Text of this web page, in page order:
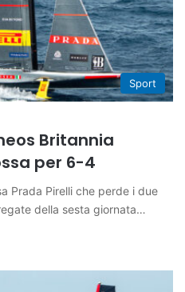
Sport
Britannia
per 6-4
Prada Pirelli che perde i due
della sesta giornata…